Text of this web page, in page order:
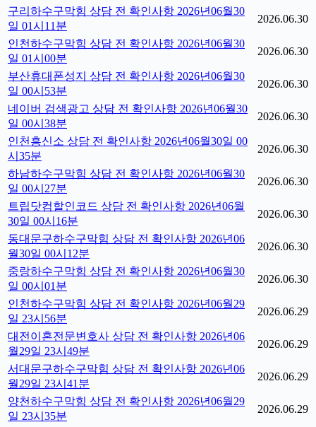
구리하수구막힘 상담 전 확인사항 2026년06월30
일 01시11분
2026.06.30
인천하수구막힘 상담 전 확인사항 2026년06월30
일 01시00분
2026.06.30
부산휴대폰성지 상담 전 확인사항 2026년06월30
일 00시53분
2026.06.30
네이버 검색광고 상담 전 확인사항 2026년06월30
일 00시38분
2026.06.30
인천흥신소 상담 전 확인사항 2026년06월30일 00
시35분
2026.06.30
하남하수구막힘 상담 전 확인사항 2026년06월30
일 00시27분
2026.06.30
트립닷컴할인코드 상담 전 확인사항 2026년06월
30일 00시16분
2026.06.30
동대문구하수구막힘 상담 전 확인사항 2026년06
월30일 00시12분
2026.06.30
중랑하수구막힘 상담 전 확인사항 2026년06월30
일 00시01분
2026.06.30
인천하수구막힘 상담 전 확인사항 2026년06월29
일 23시56분
2026.06.29
대전이혼전문변호사 상담 전 확인사항 2026년06
월29일 23시49분
2026.06.29
서대문구하수구막힘 상담 전 확인사항 2026년06
월29일 23시41분
2026.06.29
양천하수구막힘 상담 전 확인사항 2026년06월29
일 23시35분
2026.06.29